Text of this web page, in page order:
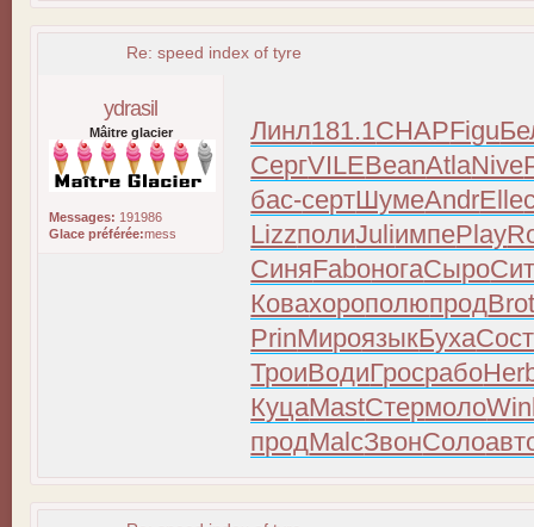
Re: speed index of tyre
ydrasil
Mâitre glacier
Messages: 191986
Glace préférée:mess
Линл181.1CHAPFigu
СергVILEBeanAtlaNive
бас-сертШумеAndrElle
LizzполиJuliимпеPlay
СиняFaboногаСыро
Ковахорополюпрод
PrinМироязыкБухаСост
ТроиВодиГросрабо
КуцаMastСтермоло
продMalcЗвонСоло